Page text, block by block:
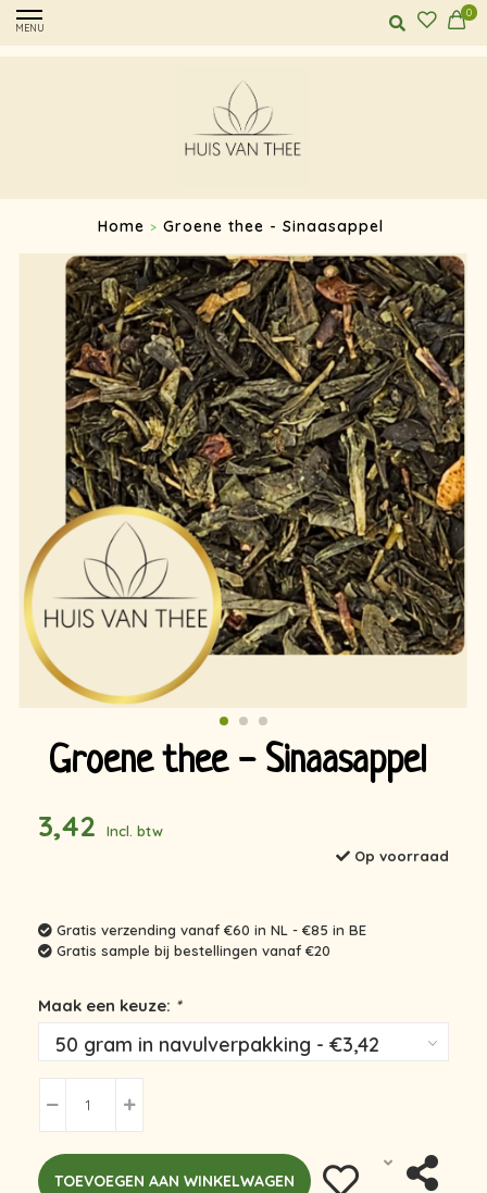
MENU
0
Home > Groene thee - Sinaasappel
Groene thee - Sinaasappel
3,42
Incl. btw
Op voorraad
Gratis verzending vanaf €60 in NL - €85 in BE
Gratis sample bij bestellingen vanaf €20
Maak een keuze: *
TOEVOEGEN AAN WINKELWAGEN